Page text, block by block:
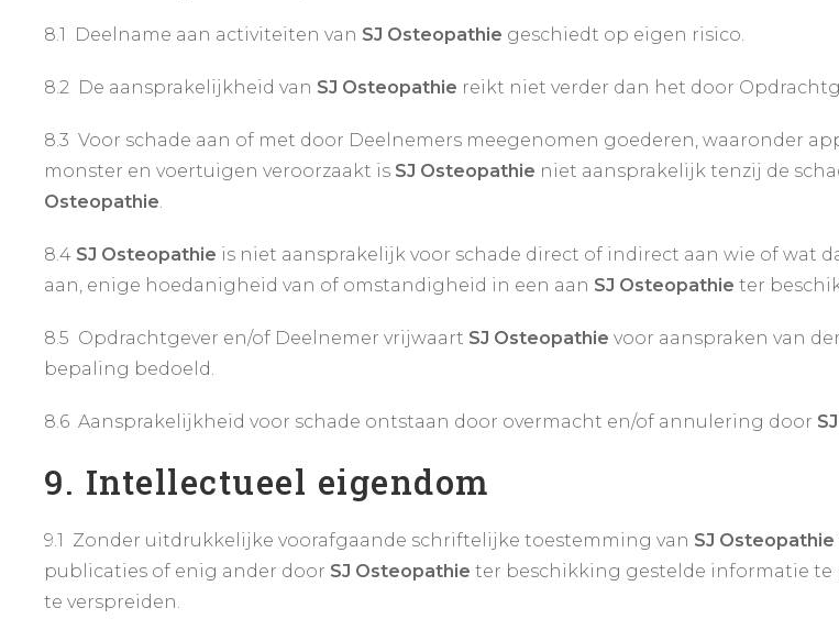
8.1 Deelname aan activiteiten van SJ Osteopathie geschiedt op eigen risico.
8.2 De aansprakelijkheid van SJ Osteopathie reikt niet verder dan het door
8.3 Voor schade aan of met door Deelnemers meegenomen goederen, waaronder
monster en voertuigen veroorzaakt is SJ Osteopathie niet aansprakelijk tenzij de
Osteopathie
8.4 SJ Osteopathie is niet aansprakelijk voor schade direct of indirect aan wie of wat
aan, enige hoedanigheid van of omstandigheid in een aan SJ Osteopathie ter
8.5 Opdrachtgever en/of Deelnemer vrijwaart SJ Osteopathie voor aanspraken van
bepaling bedoeld.
8.6 Aansprakelijkheid voor schade ontstaan door overmacht en/of annulering door
9. Intellectueel eigendom
9.1 Zonder uitdrukkelijke voorafgaande schriftelijke toestemming van SJ Osteopathie
publicaties of enig ander door SJ Osteopathie ter beschikking gestelde informatie
te verspreiden.